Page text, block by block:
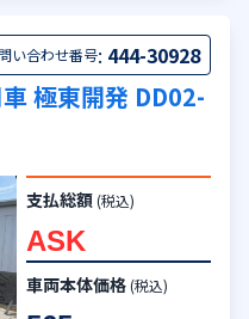
い合わせ番号: 444-30928
極東開発 DD02-
支払総額 (税込)
ASK
車両本体価格 (税込)